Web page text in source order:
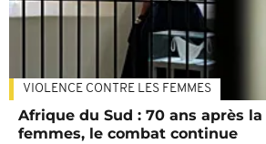
VIOLENCE CONTRE LES FEMMES
Afrique du Sud : 70 ans après
femmes, le combat continue